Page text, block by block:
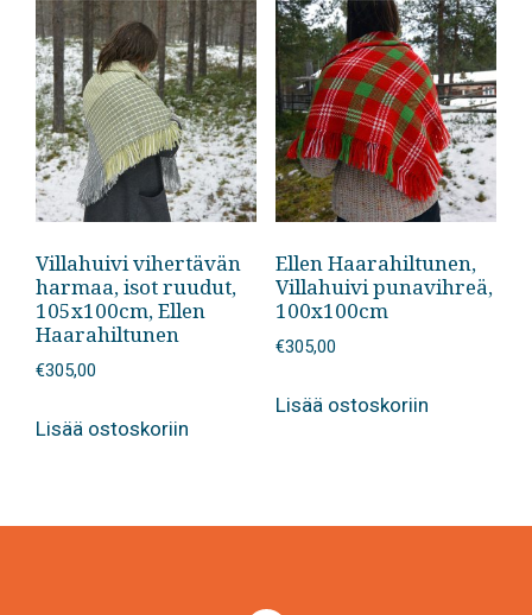
Villahuivi vihertävän
harmaa, isot ruudut,
105x100cm, Ellen
Haarahiltunen
€305,00
Lisää ostoskoriin
Ellen Haarahiltunen,
Villahuivi punavihreä,
100x100cm
€305,00
Lisää ostoskoriin